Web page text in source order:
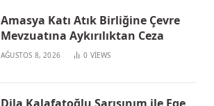
Amasya Katı Atık Birliğine Çevre
Mevzuatına Aykırılıktan Ceza
AĞUSTOS 8, 2026 0 VIEWS